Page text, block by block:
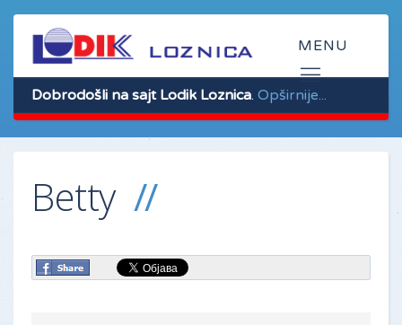
Dobrodošli na sajt Lodik Loznica. Opširnije...
Betty